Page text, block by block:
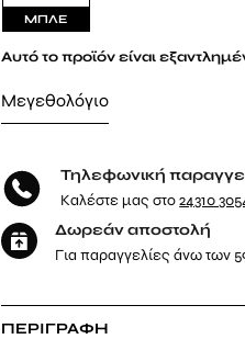
ΜΠΛΕ
Αυτό το προϊόν είναι
Μεγεθολόγιο
Τηλεφωνική
Καλέστε μας στο24310
Δωρεάν αποστολή
Για παραγγελίες άνω των
ΠΕΡΙΓΡΑΦΉ